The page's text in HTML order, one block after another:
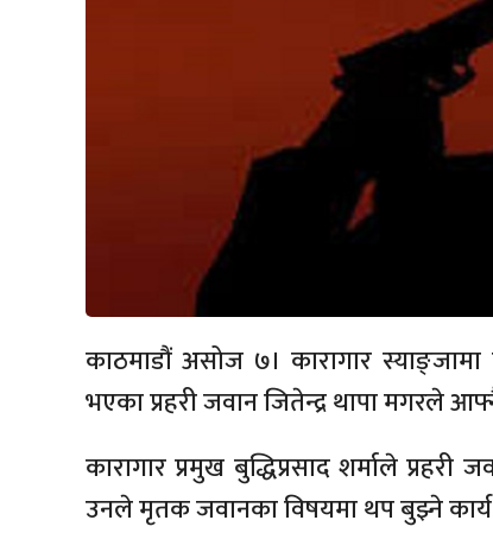
काठमाडौं असोज ७। कारागार स्याङ्जामा
भएका प्रहरी जवान जितेन्द्र थापा मगरले
कारागार प्रमुख बुद्धिप्रसाद शर्माले
उनले मृतक जवानका विषयमा थप बुझ्ने कार्य